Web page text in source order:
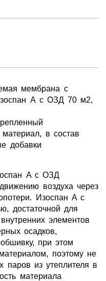
мембрана с
А с ОЗД 70 м2,
в состав
добавки
A с ОЗД
воздуха через
Изоспан A с
достаточной для
элементов
осадков,
при этом
поэтому не
паров из утеплителя в
материала